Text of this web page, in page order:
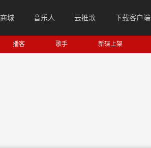
商城 音乐人 云推歌 下载客户端
播客 歌手 新碟上架